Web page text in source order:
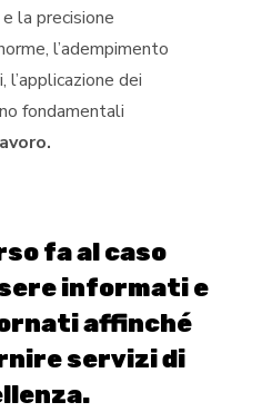
la precisione
l’adempimento
dei
fondamentali
fa al caso
informati e
affinché
servizi di